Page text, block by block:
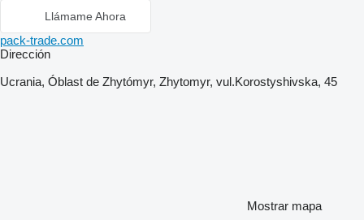
Llámame Ahora
pack-trade.com
Dirección
Ucrania, Óblast de Zhytómyr, Zhytomyr, vul.Korostyshivska, 45
Mostrar mapa